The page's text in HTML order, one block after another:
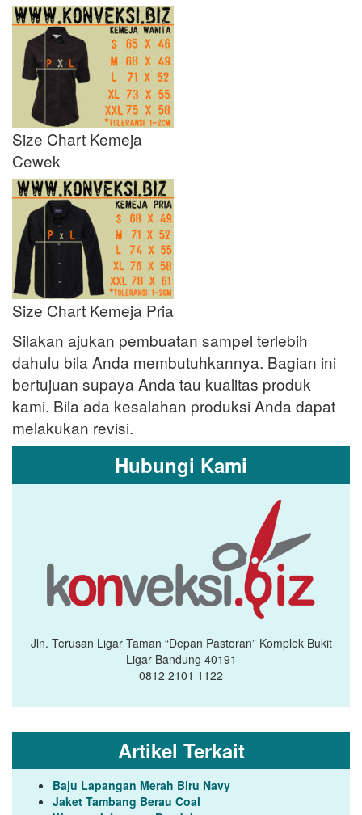
Size Chart Kemeja
Cewek
Size Chart Kemeja Pria
Silakan ajukan pembuatan sampel terlebih
dahulu bila Anda membutuhkannya. Bagian ini
bertujuan supaya Anda tau kualitas produk
kami. Bila ada kesalahan produksi Anda dapat
melakukan revisi.
Hubungi Kami
Jln. Terusan Ligar Taman “Depan Pastoran” Komplek Bukit
Ligar Bandung 40191
0812 2101 1122
Artikel Terkait
Baju Lapangan Merah Biru Navy
Jaket Tambang Berau Coal